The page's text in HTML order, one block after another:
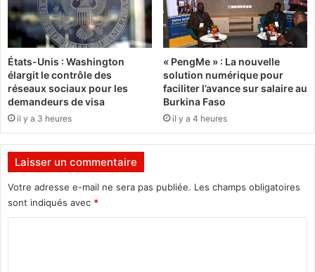
m
a
e
à
I
d
i
s
O
u
p
é
n
l
e
États-Unis : Washington
élargit le contrôle des
réseaux sociaux pour les
demandeurs de visa
il y a 3 heures
« PengMe » : La nouvelle
solution numérique pour
faciliter l’avance sur salaire au
Burkina Faso
il y a 4 heures
Laisser un commentaire
Votre adresse e-mail ne sera pas publiée. Les champs obligatoires
sont indiqués avec *